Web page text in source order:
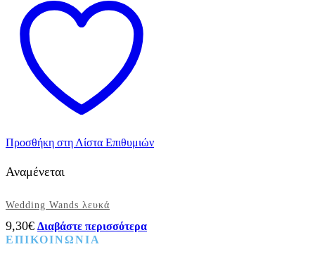
Love
17εκ.
ποσότητα
Προσθήκη στη Λίστα Επιθυμιών
Αναμένεται
Wedding Wands λευκά
9,30€ Διαβάστε περισσότερα
ΕΠΙΚΟΙΝΩΝΙΑ